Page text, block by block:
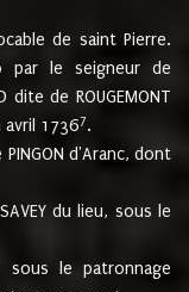
de saint Pierre.
par le seigneur de
dite de ROUGEMONT
avril 17367.
d'Aranc, dont
du lieu, sous le
sous le patronnage